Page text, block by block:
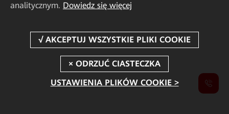
analitycznym. Dowiedz się więcej
USTAWIENIA PLIKÓW COOKIE >